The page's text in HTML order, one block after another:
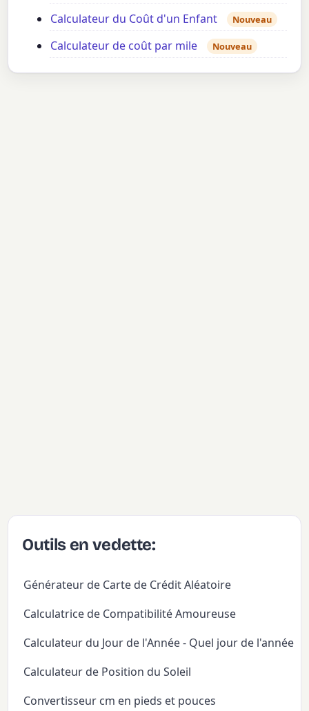
Calculateur du Coût d'un Enfant Nouveau
Calculateur de coût par mile Nouveau
Outils en vedette:
Générateur de Carte de Crédit Aléatoire
Calculatrice de Compatibilité Amoureuse
Calculateur du Jour de l'Année - Quel jour de l'année
Calculateur de Position du Soleil
Convertisseur cm en pieds et pouces